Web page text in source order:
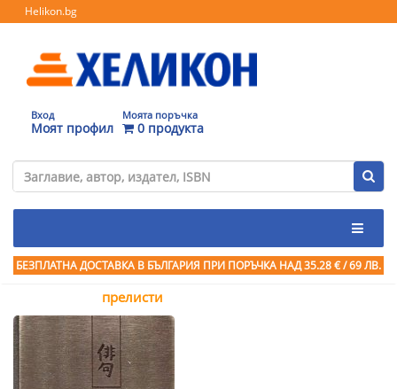
Helikon.bg
Вход
Моят профил
Моята поръчка
0 продукта
БЕЗПЛАТНА ДОСТАВКА В БЪЛГАРИЯ ПРИ ПОРЪЧКА НАД 35.28 € / 69 ЛВ.
прелисти